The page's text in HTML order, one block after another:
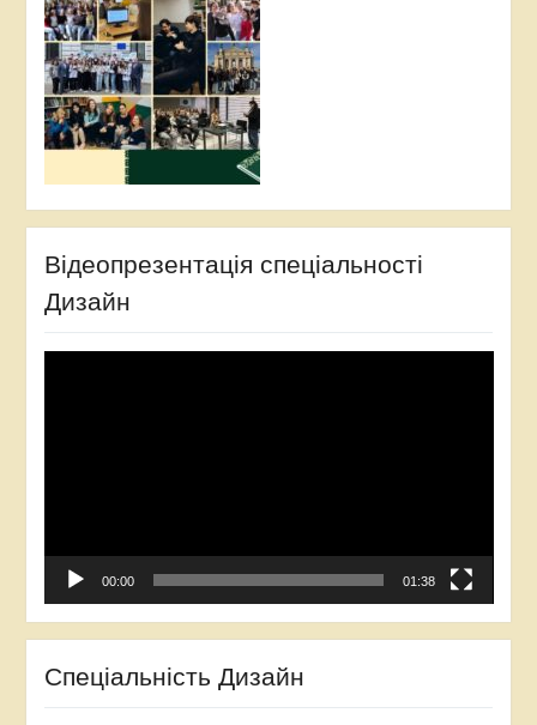
Відеопрезентація спеціальності
Дизайн
00:00 01:38
Спеціальність Дизайн